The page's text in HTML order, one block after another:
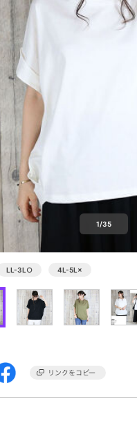
1/35
LL-3L ○ 4L-5L ×